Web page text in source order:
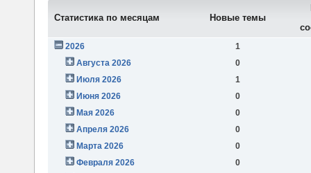
Статистика по месяцам Новые темы
2026
1
Августа 2026
0
Июля 2026
1
Июня 2026
0
Мая 2026
0
Апреля 2026
0
Марта 2026
0
Февраля 2026
0